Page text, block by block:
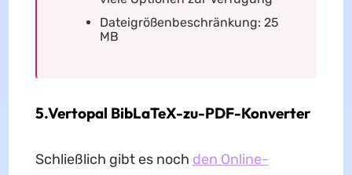
Dateigrößenbeschränkung: 25
MB
5.Vertopal BibLaTeX-zu-PDF-Konverter
Schließlich gibt es noch den Online-